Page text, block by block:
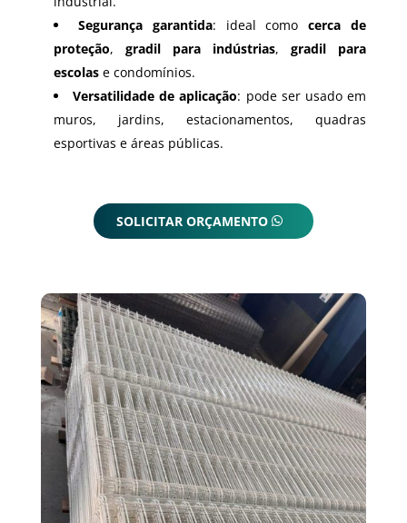
Segurança garantida: ideal comocerca de
proteção, gradil para indústrias,gradil para
escolase condomínios.
Versatilidade de aplicação: pode ser usado em
muros, jardins, estacionamentos, quadras
esportivas e áreas públicas.
SOLICITAR ORÇAMENTO